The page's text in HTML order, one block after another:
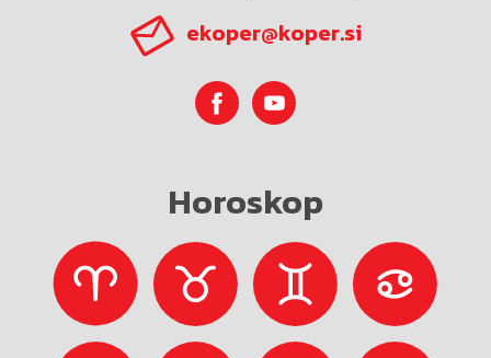
ekoper@koper.si
Horoskop